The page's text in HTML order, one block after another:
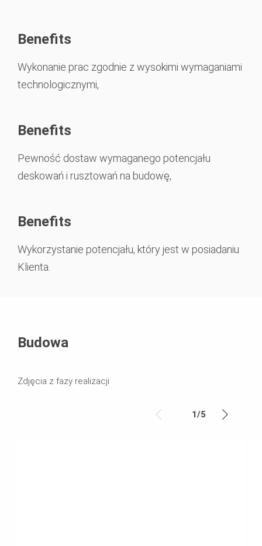
Benefits
Wykonanie prac zgodnie z wysokimi wymaganiami
technologicznymi,
Benefits
Pewność dostaw wymaganego potencjału
deskowań i rusztowań na budowę,
Benefits
Wykorzystanie potencjału, który jest w posiadaniu
Klienta.
Budowa
Zdjęcia z fazy realizacji
1/5